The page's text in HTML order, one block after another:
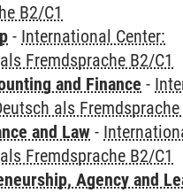
B2/C1
- International Center:
Fremdsprache B2/C1
and Finance -
als Fremdsprache
and Law -
Fremdsprache B2/C1
Agency and